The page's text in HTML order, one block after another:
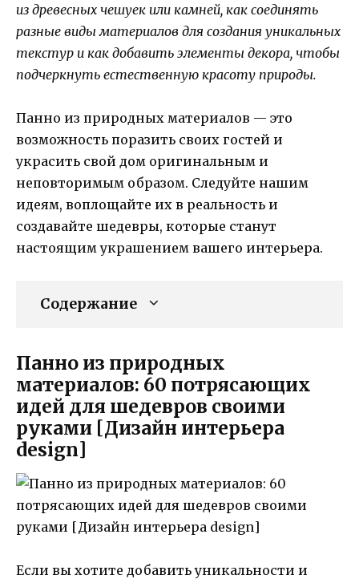
из древесных чешуек или камней, как соединять
разные виды материалов для создания уникальных
текстур и как добавить элементы декора, чтобы
подчеркнуть естественную красоту природы.
Панно из природных материалов — это
возможность поразить своих гостей и
украсить свой дом оригинальным и
неповторимым образом. Следуйте нашим
идеям, воплощайте их в реальность и
создавайте шедевры, которые станут
настоящим украшением вашего интерьера.
Содержание
Панно из природных
материалов: 60 потрясающих
идей для шедевров своими
руками [Дизайн интерьера
design]
Если вы хотите добавить уникальности и